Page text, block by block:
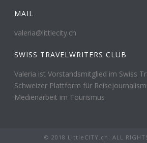
MAIL
valeria@littlecity.ch
SWISS TRAVELWRITERS CLUB
Valeria ist Vorstandsmitglied im Swiss
Schweizer Plattform für
Medienarbeit im Tourismus
© 2018 LittleCITY.ch. ALL RIGHTS